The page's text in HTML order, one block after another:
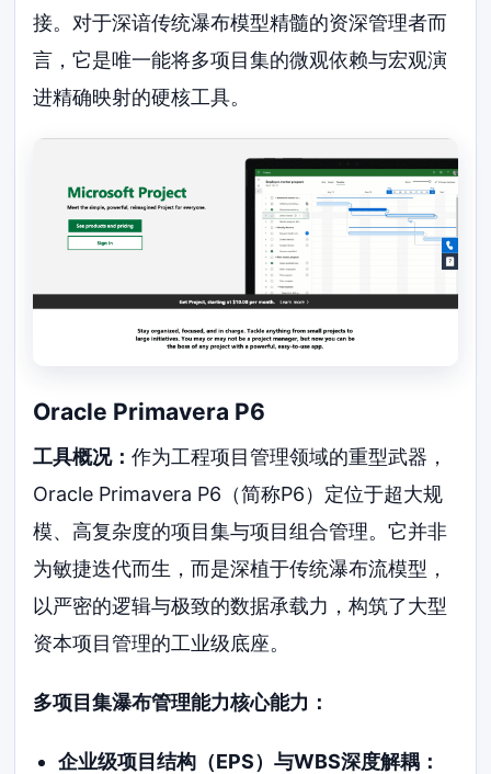
接。对于深谙传统瀑布模型精髓的资深管理者而
言，它是唯一能将多项目集的微观依赖与宏观演
进精确映射的硬核工具。
Oracle Primavera P6
工具概况：作为工程项目管理领域的重型武器，
Oracle Primavera P6（简称P6）定位于超大规
模、高复杂度的项目集与项目组合管理。它并非
为敏捷迭代而生，而是深植于传统瀑布流模型，
以严密的逻辑与极致的数据承载力，构筑了大型
资本项目管理的工业级底座。
多项目集瀑布管理能力核心能力：
企业级项目结构（EPS）与WBS深度解耦：